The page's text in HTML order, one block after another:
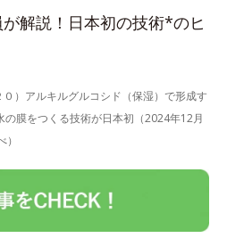
解説！日本初の技術*のヒ
）アルキルグルコシド（保湿）で形成す
膜をつくる技術が日本初（2024年12月